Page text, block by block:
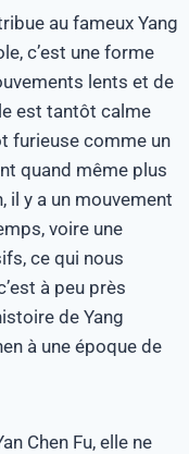
au fameux Yang
c’est une forme
lents et de
est tantôt calme
furieuse comme un
quand même plus
il y a un mouvement
voire une
ce qui nous
à peu près
de Yang
à une époque de
Chen Fu, elle ne